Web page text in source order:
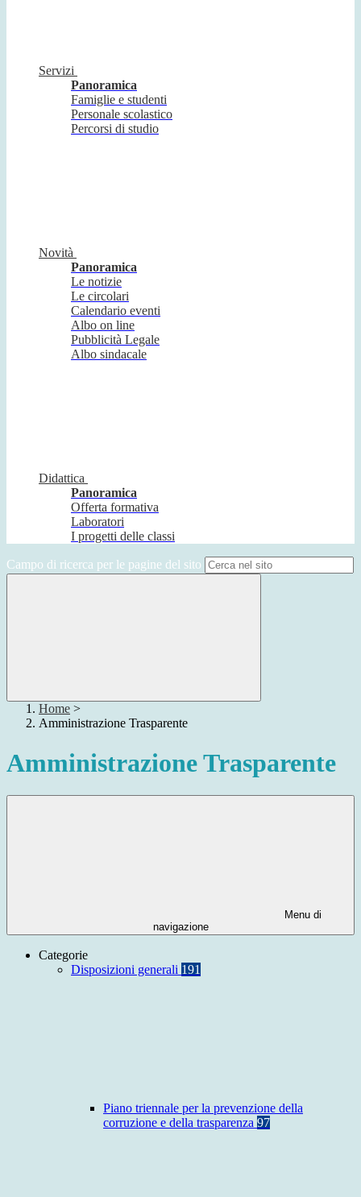
Servizi
Panoramica
Famiglie e studenti
Personale scolastico
Percorsi di studio
Novità
Panoramica
Le notizie
Le circolari
Calendario eventi
Albo on line
Pubblicità Legale
Albo sindacale
Didattica
Panoramica
Offerta formativa
Laboratori
I progetti delle classi
Campo di ricerca per le pagine del sito
Home >
Amministrazione Trasparente
Amministrazione Trasparente
Menu di
navigazione
Categorie
Disposizioni generali 191
Piano triennale per la prevenzione della
corruzione e della trasparenza 97